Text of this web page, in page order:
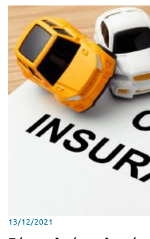
13/12/2021